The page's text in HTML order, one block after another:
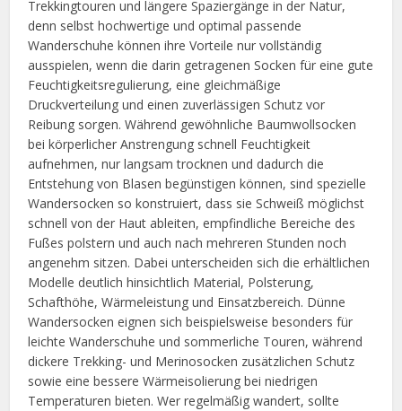
Trekkingtouren und längere Spaziergänge in der Natur,
denn selbst hochwertige und optimal passende
Wanderschuhe können ihre Vorteile nur vollständig
ausspielen, wenn die darin getragenen Socken für eine gute
Feuchtigkeitsregulierung, eine gleichmäßige
Druckverteilung und einen zuverlässigen Schutz vor
Reibung sorgen. Während gewöhnliche Baumwollsocken
bei körperlicher Anstrengung schnell Feuchtigkeit
aufnehmen, nur langsam trocknen und dadurch die
Entstehung von Blasen begünstigen können, sind spezielle
Wandersocken so konstruiert, dass sie Schweiß möglichst
schnell von der Haut ableiten, empfindliche Bereiche des
Fußes polstern und auch nach mehreren Stunden noch
angenehm sitzen. Dabei unterscheiden sich die erhältlichen
Modelle deutlich hinsichtlich Material, Polsterung,
Schafthöhe, Wärmeleistung und Einsatzbereich. Dünne
Wandersocken eignen sich beispielsweise besonders für
leichte Wanderschuhe und sommerliche Touren, während
dickere Trekking- und Merinosocken zusätzlichen Schutz
sowie eine bessere Wärmeisolierung bei niedrigen
Temperaturen bieten. Wer regelmäßig wandert, sollte